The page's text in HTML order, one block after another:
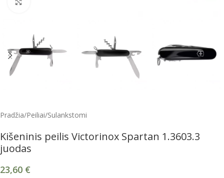
Pradžia/Peiliai/Sulankstomi
Kišeninis peilis Victorinox Spartan 1.3603.3
juodas
23,60 €